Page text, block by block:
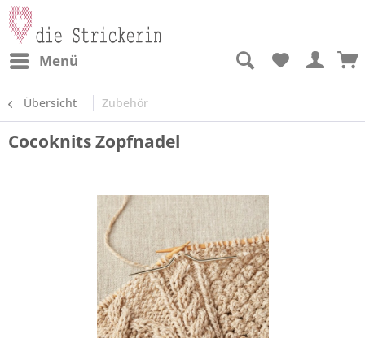
Menü
Übersicht Zubehör
Cocoknits Zopfnadel